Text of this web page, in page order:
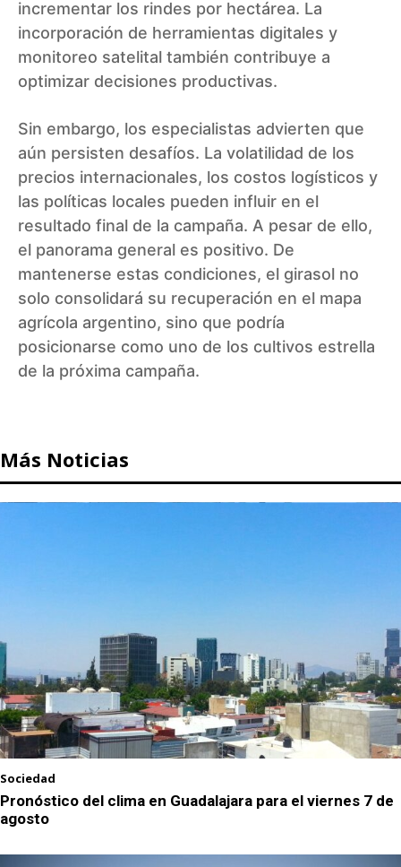
incrementar los rindes por hectárea. La
incorporación de herramientas digitales y
monitoreo satelital también contribuye a
optimizar decisiones productivas.
Sin embargo, los especialistas advierten que
aún persisten desafíos. La volatilidad de los
precios internacionales, los costos logísticos y
las políticas locales pueden influir en el
resultado final de la campaña. A pesar de ello,
el panorama general es positivo. De
mantenerse estas condiciones, el girasol no
solo consolidará su recuperación en el mapa
agrícola argentino, sino que podría
posicionarse como uno de los cultivos estrella
de la próxima campaña.
Más Noticias
Sociedad
Pronóstico del clima en Guadalajara para el viernes 7 de
agosto